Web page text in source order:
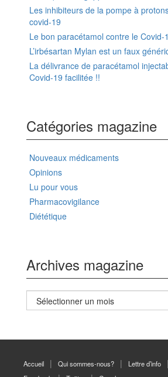
Les inhibiteurs de la pompe à
covid-19
Le bon paracétamol contre le Covid-
L’irbésartan Mylan est un faux
La délivrance de paracétamol
Covid-19 facilitée !!
Catégories magazine
Nouveaux médicaments
Opinions
Lu pour vous
Pharmacovigilance
Diététique
Archives magazine
Archives
magazine
Accueil Qui sommes-nous? Lettre d’info